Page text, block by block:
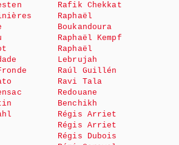
Rafik Chekkat
Raphaël
Boukandoura
Raphaël Kempf
Raphaël
Lebrujah
Raúl Guillén
Ravi Tala
Redouane
Benchikh
Régis Arriet
Régis Arriet
Régis Dubois